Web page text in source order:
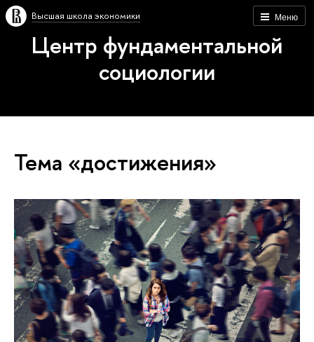
Меню
Высшая школа экономики
Центр фундаментальной
социологии
Тема «достижения»